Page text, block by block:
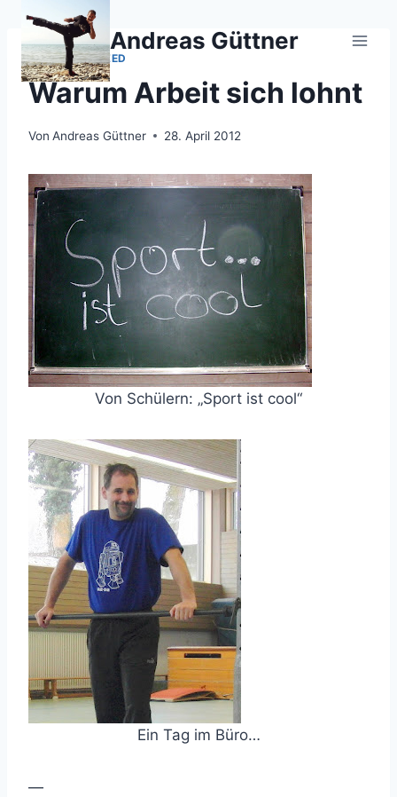
Zum
springen
Andreas Güttner
UNCATEGORIZED
Warum Arbeit sich lohnt
Von Andreas Güttner 28. April 2012
Von Schülern: „Sport ist cool“
Ein Tag im Büro…
—